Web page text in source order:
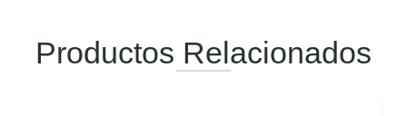
Productos Relacionados